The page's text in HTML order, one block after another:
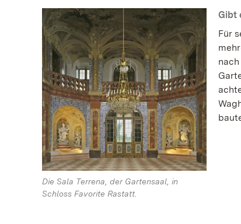
Die Sala Terrena, der Gartensaal, in
Schloss Favorite Rastatt.
Gibt
Für